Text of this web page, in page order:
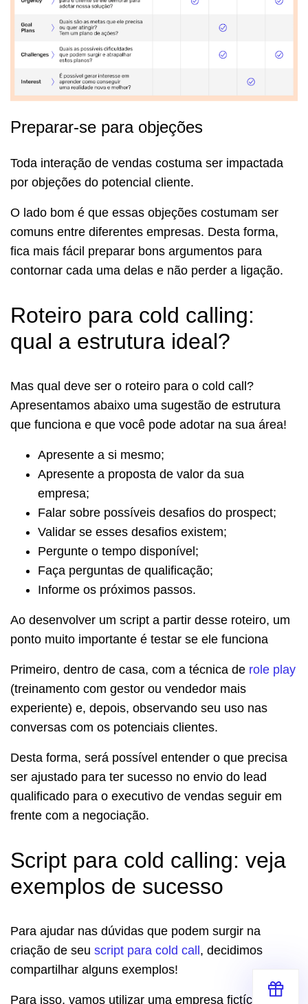
Preparar-se para objeções
Toda interação de vendas costuma ser impactada
por objeções do potencial cliente.
O lado bom é que essas objeções costumam ser
comuns entre diferentes empresas. Desta forma,
fica mais fácil preparar bons argumentos para
contornar cada uma delas e não perder a ligação.
Roteiro para cold calling:
qual a estrutura ideal?
Mas qual deve ser o roteiro para o cold call?
Apresentamos abaixo uma sugestão de estrutura
que funciona e que você pode adotar na sua área!
Apresente a si mesmo;
Apresente a proposta de valor da sua
empresa;
Falar sobre possíveis desafios do prospect;
Validar se esses desafios existem;
Pergunte o tempo disponível;
Faça perguntas de qualificação;
Informe os próximos passos.
Ao desenvolver um script a partir desse roteiro, um
ponto muito importante é testar se ele funciona
Primeiro, dentro de casa, com a técnica de role play
(treinamento com gestor ou vendedor mais
experiente) e, depois, observando seu uso nas
conversas com os potenciais clientes.
Desta forma, será possível entender o que precisa
ser ajustado para ter sucesso no envio do lead
qualificado para o executivo de vendas seguir em
frente com a negociação.
Script para cold calling: veja
exemplos de sucesso
Para ajudar nas dúvidas que podem surgir na
criação de seu script para cold call , decidimos
compartilhar alguns exemplos!
Para isso, vamos utilizar uma empresa fictícia, a